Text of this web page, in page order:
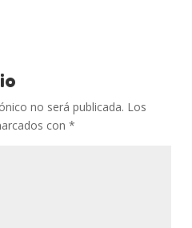
no será publicada. Los
con *